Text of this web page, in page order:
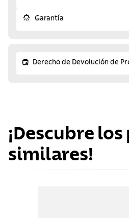
Garantía
Derecho de Devolución de
¡Descubre
similares!